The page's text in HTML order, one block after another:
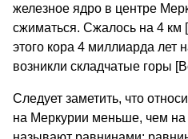
железное ядро в центре
сжиматься. Сжалось на 4 км
этого кора 4 миллиарда лет
возникли складчатые горы
Следует заметить, что
на Меркурии меньше, чем